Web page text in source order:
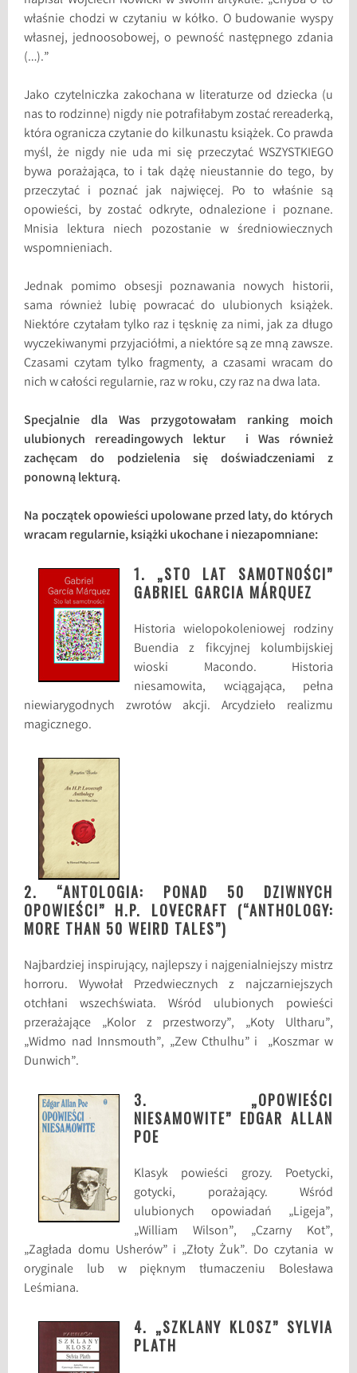
właśnie chodzi w czytaniu w kółko. O budowanie wyspy
własnej, jednoosobowej, o pewność następnego zdania
(…).”
Jako czytelniczka zakochana w literaturze od dziecka (u
nas to rodzinne) nigdy nie potrafiłabym zostać rereaderką,
która ogranicza czytanie do kilkunastu książek. Co prawda
myśl, że nigdy nie uda mi się przeczytać WSZYSTKIEGO
bywa porażająca, to i tak dążę nieustannie do tego, by
przeczytać i poznać jak najwięcej. Po to właśnie są
opowieści, by zostać odkryte, odnalezione i poznane.
Mnisia lektura niech pozostanie w średniowiecznych
wspomnieniach.
Jednak pomimo obsesji poznawania nowych historii,
sama również lubię powracać do ulubionych książek.
Niektóre czytałam tylko raz i tęsknię za nimi, jak za długo
wyczekiwanymi przyjaciółmi, a niektóre są ze mną zawsze.
Czasami czytam tylko fragmenty, a czasami wracam do
nich w całości regularnie, raz w roku, czy raz na dwa lata.
Specjalnie dla Was przygotowałam ranking moich
ulubionych rereadingowych lektur i Was również
zachęcam do podzielenia się doświadczeniami z
ponowną lekturą.
Na początek opowieści upolowane przed laty, do których
wracam regularnie, książki ukochane i niezapomniane:
1. „STO LAT SAMOTNOŚCI”
GABRIEL GARCIA MÁRQUEZ
Historia wielopokoleniowej rodziny
Buendia z fikcyjnej kolumbijskiej
wioski Macondo. Historia
niesamowita, wciągająca, pełna
niewiarygodnych zwrotów akcji. Arcydzieło realizmu
magicznego.
2. “ANTOLOGIA: PONAD 50 DZIWNYCH
OPOWIEŚCI” H.P. LOVECRAFT (“ANTHOLOGY:
MORE THAN 50 WEIRD TALES”)
Najbardziej inspirujący, najlepszy i najgenialniejszy mistrz
horroru. Wywołał Przedwiecznych z najczarniejszych
otchłani wszechświata. Wśród ulubionych powieści
przerażające „Kolor z przestworzy”, „Koty Ultharu”,
„Widmo nad Innsmouth”, „Zew Cthulhu” i „Koszmar w
Dunwich”.
3. „OPOWIEŚCI
NIESAMOWITE” EDGAR ALLAN
POE
Klasyk powieści grozy. Poetycki,
gotycki, porażający. Wśród
ulubionych opowiadań „Ligeja”,
„William Wilson”, „Czarny Kot”,
„Zagłada domu Usherów” i „Złoty Żuk”. Do czytania w
oryginale lub w pięknym tłumaczeniu Bolesława
Leśmiana.
4. „SZKLANY KLOSZ” SYLVIA
PLATH